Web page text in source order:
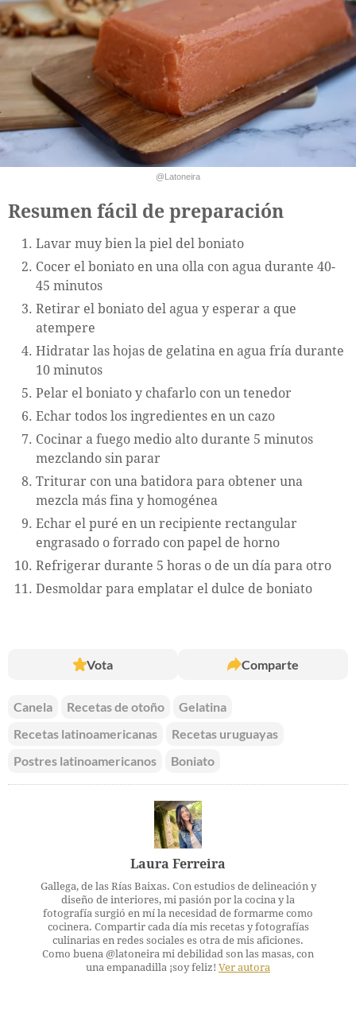
@Latoneira
Resumen fácil de preparación
Lavar muy bien la piel del boniato
Cocer el boniato en una olla con agua durante 40-
45 minutos
Retirar el boniato del agua y esperar a que
atempere
Hidratar las hojas de gelatina en agua fría durante
10 minutos
Pelar el boniato y chafarlo con un tenedor
Echar todos los ingredientes en un cazo
Cocinar a fuego medio alto durante 5 minutos
mezclando sin parar
Triturar con una batidora para obtener una
mezcla más fina y homogénea
Echar el puré en un recipiente rectangular
engrasado o forrado con papel de horno
Refrigerar durante 5 horas o de un día para otro
Desmoldar para emplatar el dulce de boniato
Vota Comparte
Canela Recetas de otoño
Gelatina
Recetas latinoamericanas
Recetas uruguayas
Postres latinoamericanos
Boniato
Laura Ferreira
Gallega, de las Rías Baixas. Con estudios de delineación y
diseño de interiores, mi pasión por la cocina y la
fotografía surgió en mí la necesidad de formarme como
cocinera. Compartir cada día mis recetas y fotografías
culinarias en redes sociales es otra de mis aficiones.
Como buena @latoneira mi debilidad son las masas, con
una empanadilla ¡soy feliz! Ver autora